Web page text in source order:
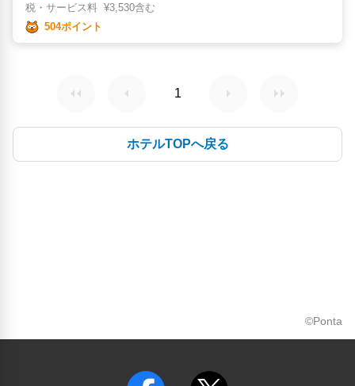
税・サービス料 ¥3,530含む
504ポイント
1
ホテルTOPへ戻る
©Ponta